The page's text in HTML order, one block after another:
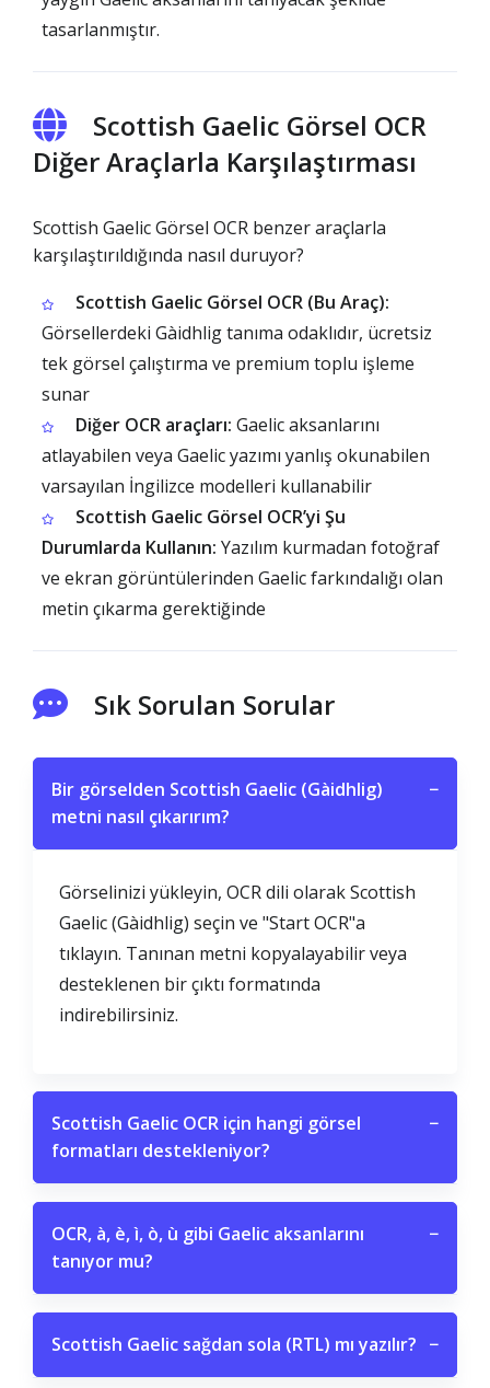
tasarlanmıştır.
Scottish Gaelic Görsel OCR
Diğer Araçlarla Karşılaştırması
Scottish Gaelic Görsel OCR benzer araçlarla
karşılaştırıldığında nasıl duruyor?
Scottish Gaelic Görsel OCR (Bu Araç):
Görsellerdeki Gàidhlig tanıma odaklıdır, ücretsiz
tek görsel çalıştırma ve premium toplu işleme
sunar
Diğer OCR araçları: Gaelic aksanlarını
atlayabilen veya Gaelic yazımı yanlış okunabilen
varsayılan İngilizce modelleri kullanabilir
Scottish Gaelic Görsel OCR’yi Şu
Durumlarda Kullanın: Yazılım kurmadan fotoğraf
ve ekran görüntülerinden Gaelic farkındalığı olan
metin çıkarma gerektiğinde
Sık Sorulan Sorular
Bir görselden Scottish Gaelic (Gàidhlig)
metni nasıl çıkarırım?
−
Görselinizi yükleyin, OCR dili olarak Scottish
Gaelic (Gàidhlig) seçin ve "Start OCR"a
tıklayın. Tanınan metni kopyalayabilir veya
desteklenen bir çıktı formatında
indirebilirsiniz.
Scottish Gaelic OCR için hangi görsel
formatları destekleniyor?
−
OCR, à, è, ì, ò, ù gibi Gaelic aksanlarını
tanıyor mu?
−
Scottish Gaelic sağdan sola (RTL) mı yazılır? −